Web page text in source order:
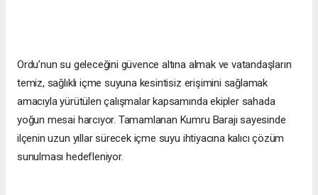
Ordu’nun su geleceğini güvence altına almak ve vatandaşların
temiz, sağlıklı içme suyuna kesintisiz erişimini sağlamak
amacıyla yürütülen çalışmalar kapsamında ekipler sahada
yoğun mesai harcıyor. Tamamlanan Kumru Barajı sayesinde
ilçenin uzun yıllar sürecek içme suyu ihtiyacına kalıcı çözüm
sunulması hedefleniyor.